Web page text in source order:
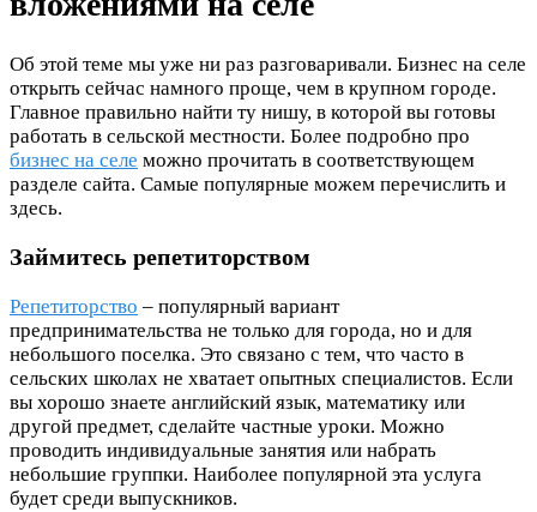
Об этой теме мы уже ни раз разговаривали. Бизнес на селе
открыть сейчас намного проще, чем в крупном городе.
Главное правильно найти ту нишу, в которой вы готовы
работать в сельской местности. Более подробно про
бизнес на селе можно прочитать в соответствующем
разделе сайта. Самые популярные можем перечислить и
здесь.
Займитесь репетиторством
Репетиторство – популярный вариант
предпринимательства не только для города, но и для
небольшого поселка. Это связано с тем, что часто в
сельских школах не хватает опытных специалистов. Если
вы хорошо знаете английский язык, математику или
другой предмет, сделайте частные уроки. Можно
проводить индивидуальные занятия или набрать
небольшие группки. Наиболее популярной эта услуга
будет среди выпускников.